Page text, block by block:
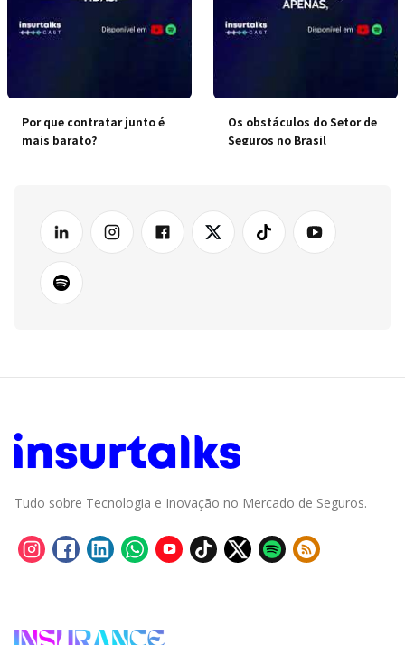
Por que contratar junto é
mais barato?
Os obstáculos do Setor de
Seguros no Brasil
Tudo sobre Tecnologia e Inovação no Mercado de Seguros.